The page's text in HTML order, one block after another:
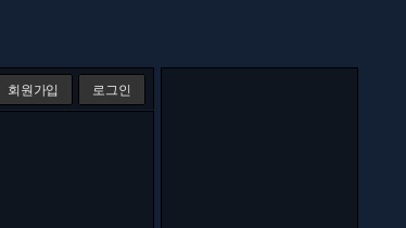
회원가입 로그인